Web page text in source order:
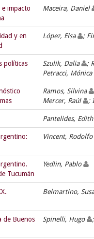
e impacto
Maceira, Daniel
y en
López, Elsa ;
políticas
Szulik, Dalia ;
Petracci, Mónica
Ramos, Silvina
Mercer, Raúl
;
Pantelides,
Vincent, Rodolfo
Tucumán
Yedlin, Pablo
Belmartino,
de Buenos
Spinelli, Hugo